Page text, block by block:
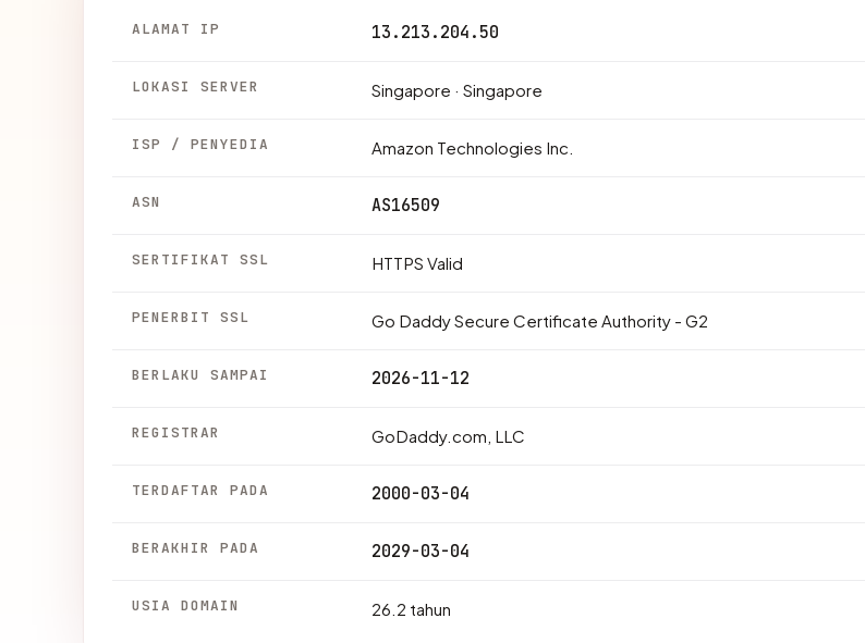
ALAMAT IP 13.213.204.50
LOKASI SERVER Singapore · Singapore
ISP / PENYEDIA Amazon Technologies Inc.
ASN AS16509
SERTIFIKAT SSL HTTPS Valid
PENERBIT SSL Go Daddy Secure Certificate Authority - G2
BERLAKU SAMPAI 2026-11-12
REGISTRAR GoDaddy.com, LLC
TERDAFTAR PADA 2000-03-04
BERAKHIR PADA 2029-03-04
USIA DOMAIN 26.2 tahun